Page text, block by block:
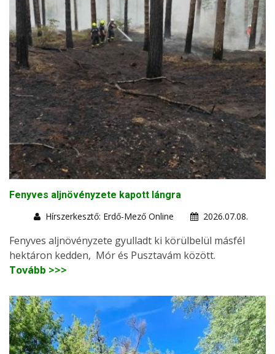
Fenyves aljnövényzete kapott lángra
Hírszerkesztő: Erdő-Mező Online
2026.07.08.
Fenyves aljnövényzete gyulladt ki körülbelül másfél
hektáron kedden, Mór és Pusztavám között.
Tovább >>>